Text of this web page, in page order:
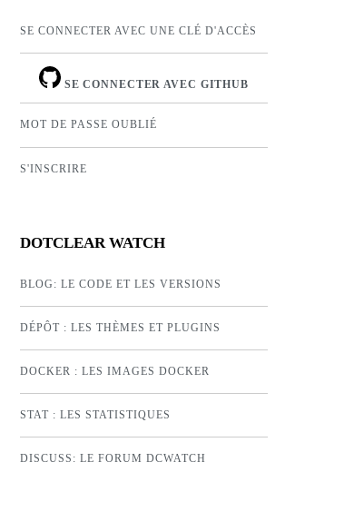
SE CONNECTER AVEC UNE CLÉ D'ACCÈS
SE CONNECTER AVEC GITHUB
MOT DE PASSE OUBLIÉ
S'INSCRIRE
DOTCLEAR WATCH
BLOG: LE CODE ET LES VERSIONS
DÉPÔT : LES THÈMES ET PLUGINS
DOCKER : LES IMAGES DOCKER
STAT : LES STATISTIQUES
DISCUSS: LE FORUM DCWATCH